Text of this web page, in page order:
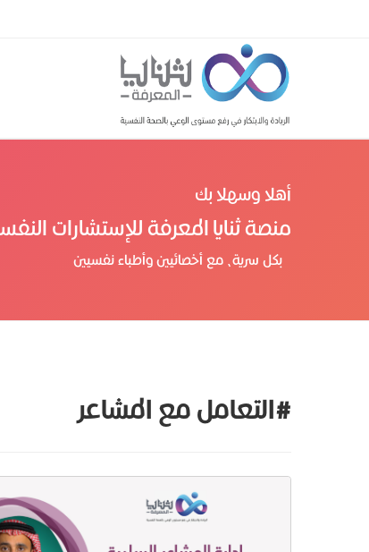
أهلا وسهلا بك
منصة ثنايا المعرفة للإستشارات
بكل سرية، مع أخصائيين وأطباء نفسيين
#التعامل مع المشاعر